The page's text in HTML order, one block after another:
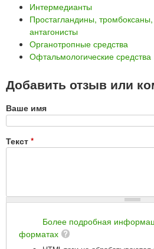
Интермедианты
Простагландины,
антагонисты
Органотропные средства
Офтальмологические средства
Добавить отзыв или
Ваше имя
Текст *
Более подробная
форматах